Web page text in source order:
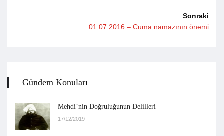
Sonraki
01.07.2016 – Cuma namazının önemi
Gündem Konuları
Mehdi’nin Doğruluğunun Delilleri
17/12/2019